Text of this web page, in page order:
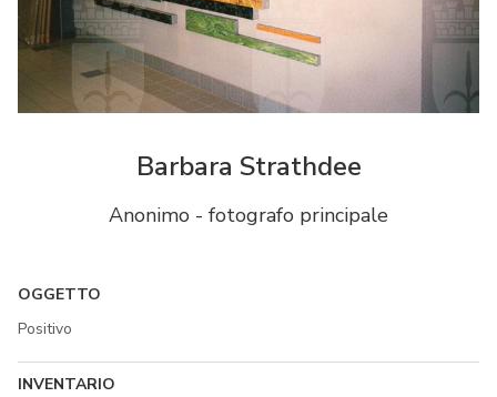
Barbara Strathdee
Anonimo - fotografo principale
OGGETTO
Positivo
INVENTARIO